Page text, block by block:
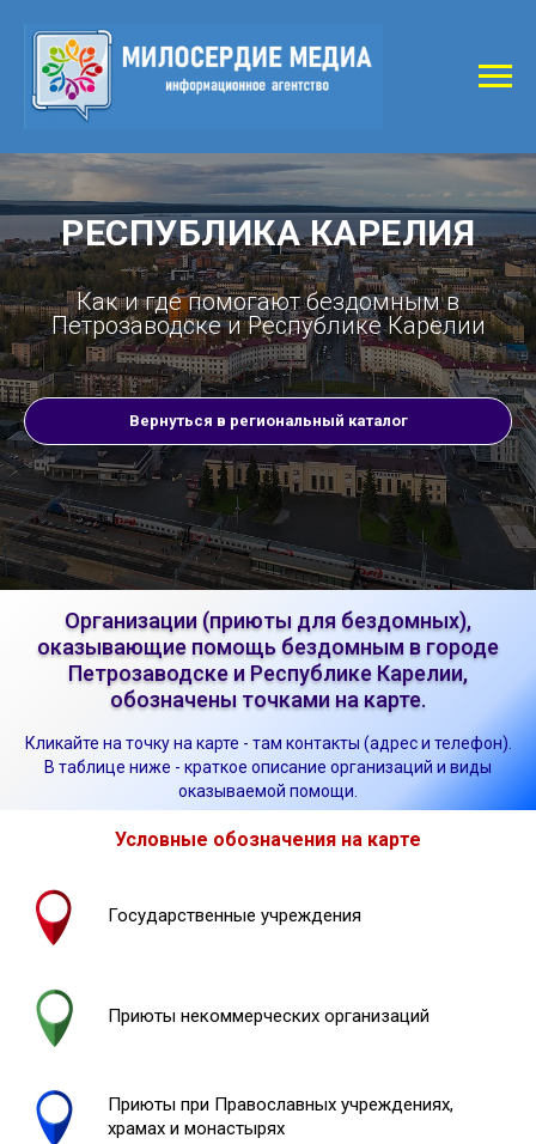
РЕСПУБЛИКА КАРЕЛИЯ
Как и где помогают бездомным в
Петрозаводске и Республике Карелии
Вернуться в региональный каталог
Организации (приюты для бездомных),
оказывающие помощь бездомным в городе
Петрозаводске и Республике Карелии,
обозначены точками на карте.
Кликайте на точку на карте - там контакты (адрес и телефон).
В таблице ниже - краткое описание организаций и виды
оказываемой помощи.
Условные обозначения на карте
Государственные учреждения
Приюты некоммерческих организаций
Приюты при Православных учреждениях,
храмах и монастырях